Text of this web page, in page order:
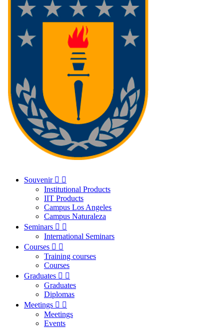
Souvenir  
Institutional Products
IIT Products
Campus Los Angeles
Campus Naturaleza
Seminars  
International Seminars
Courses  
Training courses
Courses
Graduates  
Graduates
Diplomas
Meetings  
Meetings
Events